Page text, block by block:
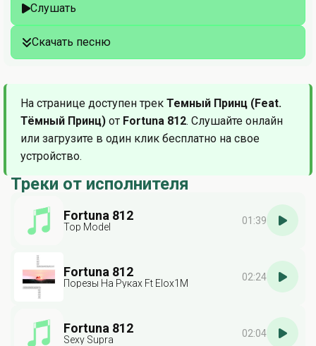
Слушать
Скачать песню
На странице доступен трек Темный Принц (Feat.
Тёмный Принц) от Fortuna 812. Слушайте онлайн
или загрузите в один клик бесплатно на свое
устройство.
Треки от исполнителя
Fortuna 812
Top Model
01:39
Fortuna 812
Порезы На Руках Ft Elox1M
02:24
Fortuna 812
Sexy Supra
02:04